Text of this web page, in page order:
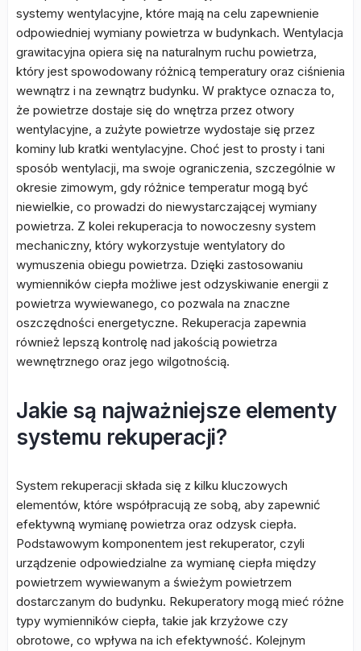
systemy wentylacyjne, które mają na celu zapewnienie
odpowiedniej wymiany powietrza w budynkach. Wentylacja
grawitacyjna opiera się na naturalnym ruchu powietrza,
który jest spowodowany różnicą temperatury oraz ciśnienia
wewnątrz i na zewnątrz budynku. W praktyce oznacza to,
że powietrze dostaje się do wnętrza przez otwory
wentylacyjne, a zużyte powietrze wydostaje się przez
kominy lub kratki wentylacyjne. Choć jest to prosty i tani
sposób wentylacji, ma swoje ograniczenia, szczególnie w
okresie zimowym, gdy różnice temperatur mogą być
niewielkie, co prowadzi do niewystarczającej wymiany
powietrza. Z kolei rekuperacja to nowoczesny system
mechaniczny, który wykorzystuje wentylatory do
wymuszenia obiegu powietrza. Dzięki zastosowaniu
wymienników ciepła możliwe jest odzyskiwanie energii z
powietrza wywiewanego, co pozwala na znaczne
oszczędności energetyczne. Rekuperacja zapewnia
również lepszą kontrolę nad jakością powietrza
wewnętrznego oraz jego wilgotnością.
Jakie są najważniejsze elementy
systemu rekuperacji?
System rekuperacji składa się z kilku kluczowych
elementów, które współpracują ze sobą, aby zapewnić
efektywną wymianę powietrza oraz odzysk ciepła.
Podstawowym komponentem jest rekuperator, czyli
urządzenie odpowiedzialne za wymianę ciepła między
powietrzem wywiewanym a świeżym powietrzem
dostarczanym do budynku. Rekuperatory mogą mieć różne
typy wymienników ciepła, takie jak krzyżowe czy
obrotowe, co wpływa na ich efektywność. Kolejnym